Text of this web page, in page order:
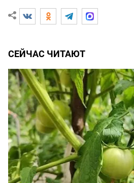
СЕЙЧАС ЧИТАЮТ